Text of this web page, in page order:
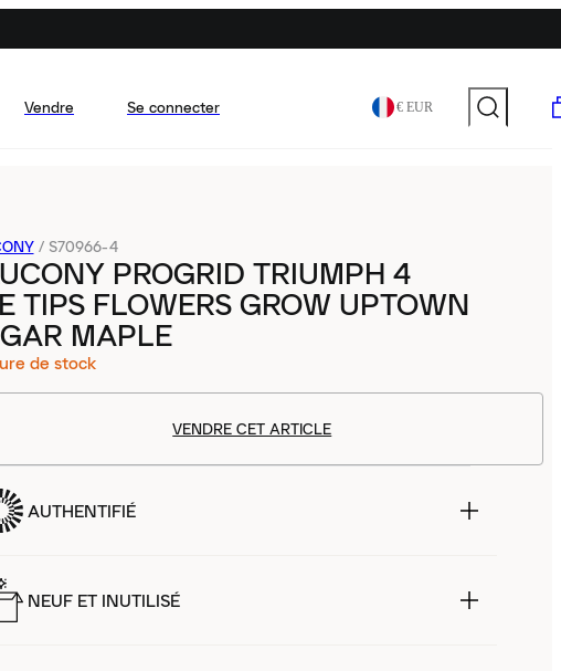
Vendre Se connecter € EUR
/ S70966-4
PROGRID TRIUMPH 4
TIPS FLOWERS GROW UPTOWN
MAPLE
de stock
VENDRE CET ARTICLE
AUTHENTIFIÉ
NEUF ET INUTILISÉ